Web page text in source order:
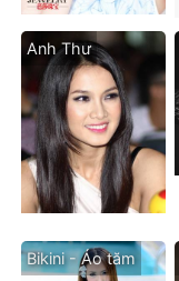
Anh Thư
Bikini - Áo tăm